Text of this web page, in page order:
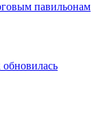
павильонам